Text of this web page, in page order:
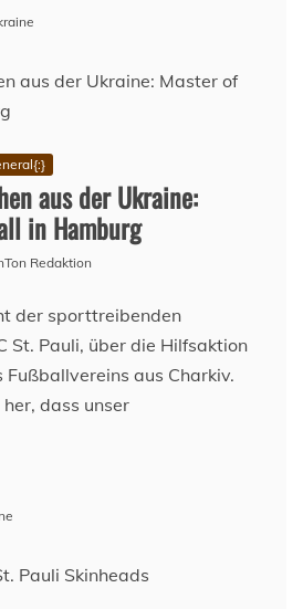
aus der Ukraine:
in Hamburg
Redaktion
der sporttreibenden
St. Pauli, über die Hilfsaktion
Fußballvereins aus Charkiv.
dass unser